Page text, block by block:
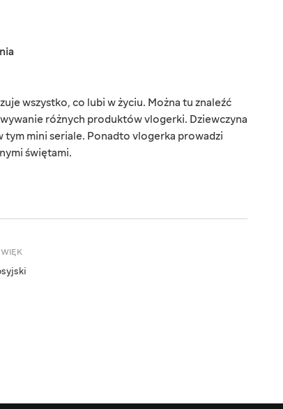
wszystko, co lubi w życiu. Można tu znaleźć
różnych produktów vlogerki. Dziewczyna
tym mini seriale. Ponadto vlogerka prowadzi
świętami.